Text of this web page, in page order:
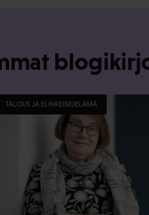
TALOUS JA ELINKEINOELÄMÄ